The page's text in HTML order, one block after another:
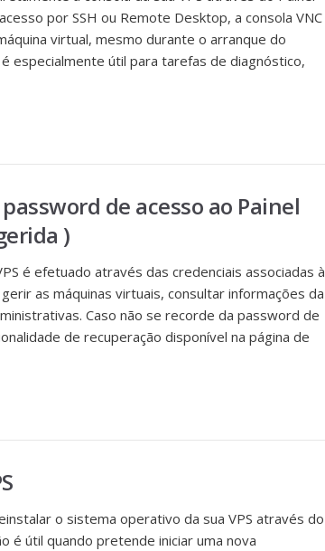
por SSH ou Remote Desktop, a consola VNC
virtual, mesmo durante o arranque do
especialmente útil para tarefas de diagnóstico,
de acesso ao Painel
)
é efetuado através das credenciais associadas à
as máquinas virtuais, consultar informações da
Caso não se recorde da password de
de recuperação disponível na página de
o sistema operativo da sua VPS através do
é útil quando pretende iniciar uma nova